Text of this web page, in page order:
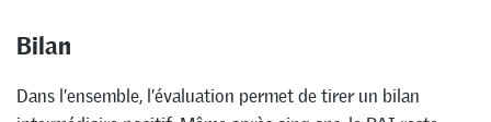
Bilan
Dans l’ensemble, l’évaluation permet de tirer un bilan